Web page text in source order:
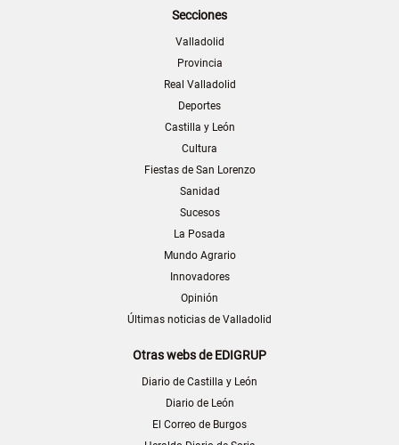
Secciones
Valladolid
Provincia
Real Valladolid
Deportes
Castilla y León
Cultura
Fiestas de San Lorenzo
Sanidad
Sucesos
La Posada
Mundo Agrario
Innovadores
Opinión
Últimas noticias de Valladolid
Otras webs de EDIGRUP
Diario de Castilla y León
Diario de León
El Correo de Burgos